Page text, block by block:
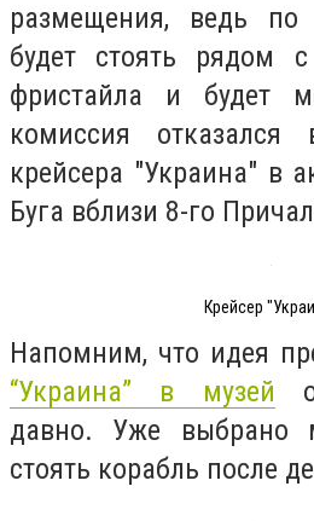
размещения, ведь по
будет стоять рядом
фристайла и будет
комиссия
крейсера "Украина" в
Буга вблизи 8-го
Крейсер
Напомним, что идея
“Украина” в музей
давно. Уже выбрано
стоять корабль после